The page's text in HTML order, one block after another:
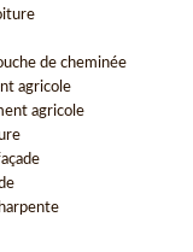
de cheminée
agricole
agricole